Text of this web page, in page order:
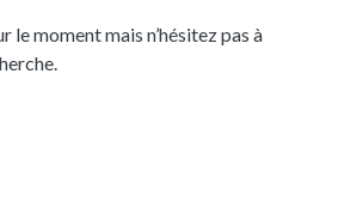
le moment mais n’hésitez pas à